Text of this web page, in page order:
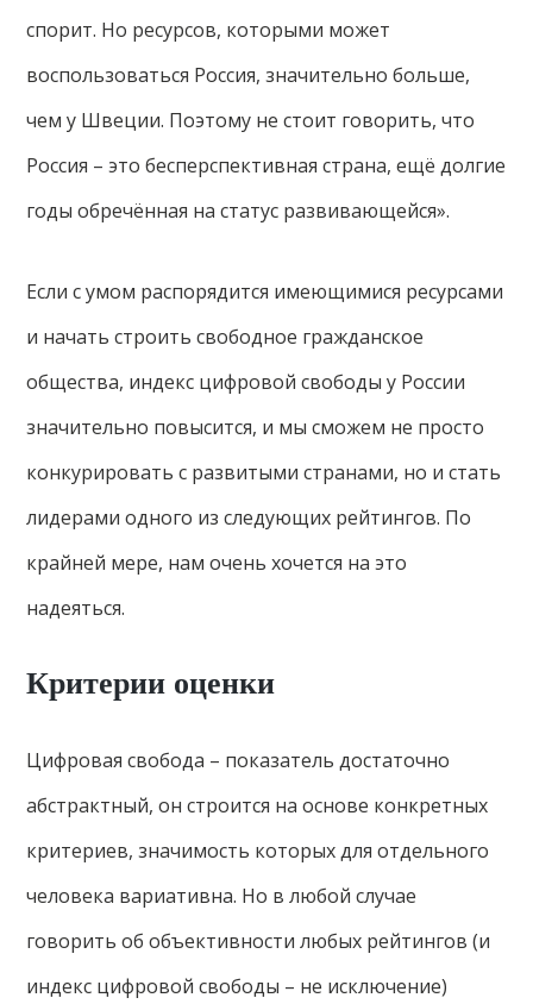
спорит. Но ресурсов, которыми может
воспользоваться Россия, значительно больше,
чем у Швеции. Поэтому не стоит говорить, что
Россия – это бесперспективная страна, ещё долгие
годы обречённая на статус развивающейся».
Если с умом распорядится имеющимися ресурсами
и начать строить свободное гражданское
общества, индекс цифровой свободы у России
значительно повысится, и мы сможем не просто
конкурировать с развитыми странами, но и стать
лидерами одного из следующих рейтингов. По
крайней мере, нам очень хочется на это
надеяться.
Критерии оценки
Цифровая свобода – показатель достаточно
абстрактный, он строится на основе конкретных
критериев, значимость которых для отдельного
человека вариативна. Но в любой случае
говорить об объективности любых рейтингов (и
индекс цифровой свободы – не исключение)